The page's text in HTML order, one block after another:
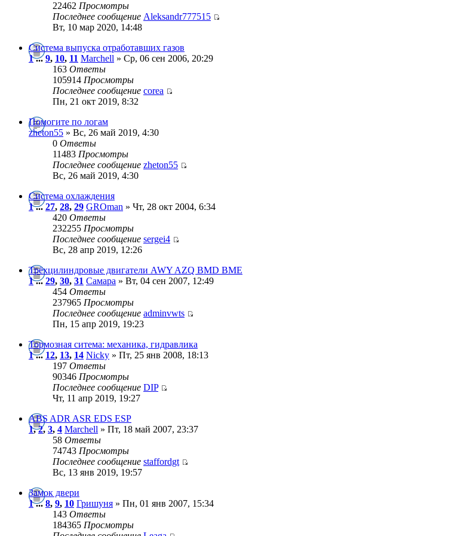
22462 Просмотры
Последнее сообщение Aleksandr777515
Вт, 10 мар 2020, 14:48
Cиcтeма выпуcкa oтрaбoтaвшиx гaзoв
1...9, 10, 11 Marchell » Ср, 06 сен 2006, 20:29
163 Ответы
105914 Просмотры
Последнее сообщение corea
Пн, 21 окт 2019, 8:32
Помогите по логам
zheton55 » Вс, 26 май 2019, 4:30
0 Ответы
11483 Просмотры
Последнее сообщение zheton55
Вс, 26 май 2019, 4:30
Система охлаждения
1...27, 28, 29 GROman » Чт, 28 окт 2004, 6:34
420 Ответы
232255 Просмотры
Последнее сообщение sergei4
Вс, 28 апр 2019, 12:26
Трёхцилиндровые двигатели AWY AZQ BMD BME
1...29, 30, 31 Самара » Вт, 04 сен 2007, 12:49
454 Ответы
237965 Просмотры
Последнее сообщение adminvwts
Пн, 15 апр 2019, 19:23
Тормозная ситема: механика, гидравлика
1...12, 13, 14 Nicky » Пт, 25 янв 2008, 18:13
197 Ответы
90346 Просмотры
Последнее сообщение DIP
Чт, 11 апр 2019, 19:27
ABS ADR ASR EDS ESP
1,2, 3, 4 Marchell » Пт, 18 май 2007, 23:37
58 Ответы
74743 Просмотры
Последнее сообщение staffordgt
Вс, 13 янв 2019, 19:57
Замок двери
1...8, 9, 10 Гришуня » Пн, 01 янв 2007, 15:34
143 Ответы
184365 Просмотры